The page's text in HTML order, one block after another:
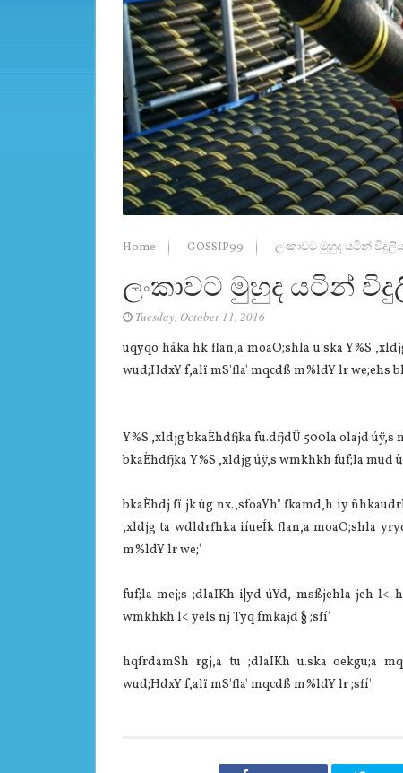
Home GOSSIP99 ලංකාවට මුහුද යටින්
ලංකාවට මුහුද යටින්
Tuesday, October 11, 2016
uqyqo háka hk flan,a moaO;shla u.ska Y%S
wud;HdxY f,alï mS'fla' mqcdß m%ldY lr we;ehs
Y%S ,xldjg bkaÈhdfjka fu.dfjdÜ 500la olajd
bkaÈhdfjka Y%S ,xldjg úÿ,s wmkhkh fuf;la mud
bkaÈhdj fï jk úg nx.,sfoaYh" fkamd,h iy
,xldjg ta wdldrfhka iíueÍk flan,a moaO;shla
m%ldY lr we;'
fuf;la mej;s ;dlaIKh i|yd úYd, msßjehla jeh l<
wmkhkh l< yels nj Tyq fmkajd § ;sfí'
hqfrdamSh rgj,a tu ;dlaIKh u.ska oekgu;a
wud;HdxY f,alï mS'fla' mqcdß m%ldY lr ;sfí'